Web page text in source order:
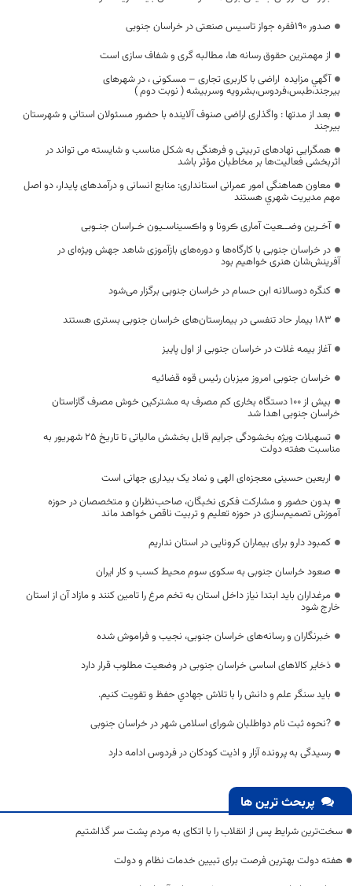
صدور 190فقره جواز تاسیس صنعتی در خراسان جنوبی
از مهمترین حقوق رسانه ها، مطالبه گری و شفاف سازی است
آگهي مزايده اراضی با کاربری تجاری – مسکونی ، در شهرهای
بیرجند،طبس،فردوس،بشرویه وسربیشه ( نوبت دوم )
بعد از مدتها : واگذاری اراضی صنوف آلاینده با حضور مسئولان استانی و شهرستان
بیرجند
همگرایی نهادهای تربیتی و فرهنگی به شکل مناسب و شایسته می تواند در
اثربخشی فعالیت‌ها بر مخاطبان مؤثر باشد
معاون هماهنگی امور عمرانی استانداری: منابع انسانی و درآمدهای پایدار، دو اصل
مهم مديريت شهري هستند
آخـرین وضــعیت آماری ڪرونا و واڪسیناسـیون خـراسان جنـوبی
در خراسان جنوبی با کارگاه‌ها و دوره‌های بازآموزی شاهد جهش ویژه‌ای در
آفرینش‌شان هنری خواهیم بود
کنگره دوسالانه ابن حسام در خراسان جنوبی برگزار می‌شود
183 بیمار حاد تنفسی در بیمارستان‌های خراسان جنوبی بستری هستند
آغاز بیمه غلات در خراسان جنوبی از اول پاییز
خراسان جنوبی امروز میزبان رئیس قوه قضائیه
بیش از 100 دستگاه بخاری کم مصرف به مشترکین خوش مصرف گازاستان
خراسان جنوبی اهدا شد
تسهیلات ویژه بخشودگی جرایم قابل بخشش مالیاتی تا تاریخ ۲۵ شهریور به
مناسبت هفته دولت
اربعین حسینی معجزه‌ای الهی و نماد یک بیداری جهانی است
بدون حضور و مشارکت فکری نخبگان، صاحب‌نظران و متخصصان در حوزه
آموزش تصمیم‌سازی در حوزه تعلیم و تربیت ناقص خواهد ماند
کمبود دارو برای بیماران کرونایی در استان نداریم
صعود خراسان جنوبی به سکوی سوم محیط کسب‌ و کار ایران
مرغداران باید ابتدا نیاز داخل استان به تخم مرغ را تامین کنند و مازاد آن از استان
خارج شود
خبرنگاران و رسانه‌های خراسان جنوبی، نجیب و فراموش شده
ذخایر کالاهای اساسی خراسان جنوبی در وضعیت مطلوب قرار دارد
بايد سنگر علم و دانش را با تلاش جهادي حفظ و تقويت كنيم.
?نحوه ثبت نام دواطلبان شورای اسلامی شهر در خراسان جنوبی
رسیدگی به پرونده آزار و اذیت کودکان در فردوس ادامه دارد
پربحث ترین ها
سخت‌ترین شرایط پس از انقلاب را با اتکای به مردم پشت سر گذاشتیم
هفته دولت بهترین فرصت برای تبیین خدمات نظام و دولت